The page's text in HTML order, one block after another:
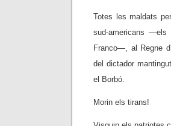
Totes les maldats
sud-americans —els
Franco—, al Regne
del dictador
el Borbó.
Morin els tirans!